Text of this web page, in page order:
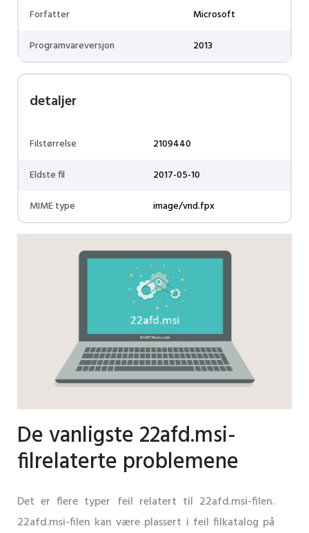
Forfatter
Microsoft
Programvareversjon
2013
detaljer
Filstørrelse
2109440
Eldste fil
2017-05-10
MIME type
image/vnd.fpx
De vanligste 22afd.msi-
filrelaterte problemene
Det er flere typer feil relatert til 22afd.msi-filen.
22afd.msi-filen kan være plassert i feil filkatalog på